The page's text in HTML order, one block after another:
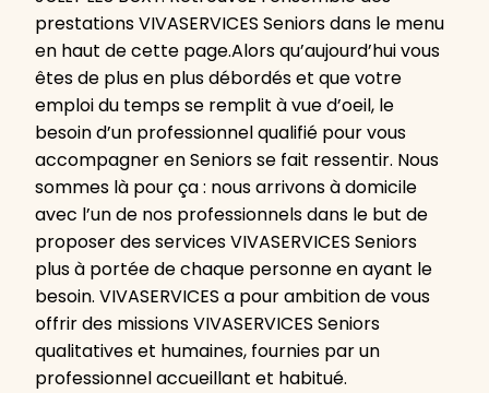
prestations VIVASERVICES Seniors dans le menu
en haut de cette page.Alors qu’aujourd’hui vous
êtes de plus en plus débordés et que votre
emploi du temps se remplit à vue d’oeil, le
besoin d’un professionnel qualifié pour vous
accompagner en Seniors se fait ressentir. Nous
sommes là pour ça : nous arrivons à domicile
avec l’un de nos professionnels dans le but de
proposer des services VIVASERVICES Seniors
plus à portée de chaque personne en ayant le
besoin. VIVASERVICES a pour ambition de vous
offrir des missions VIVASERVICES Seniors
qualitatives et humaines, fournies par un
professionnel accueillant et habitué.